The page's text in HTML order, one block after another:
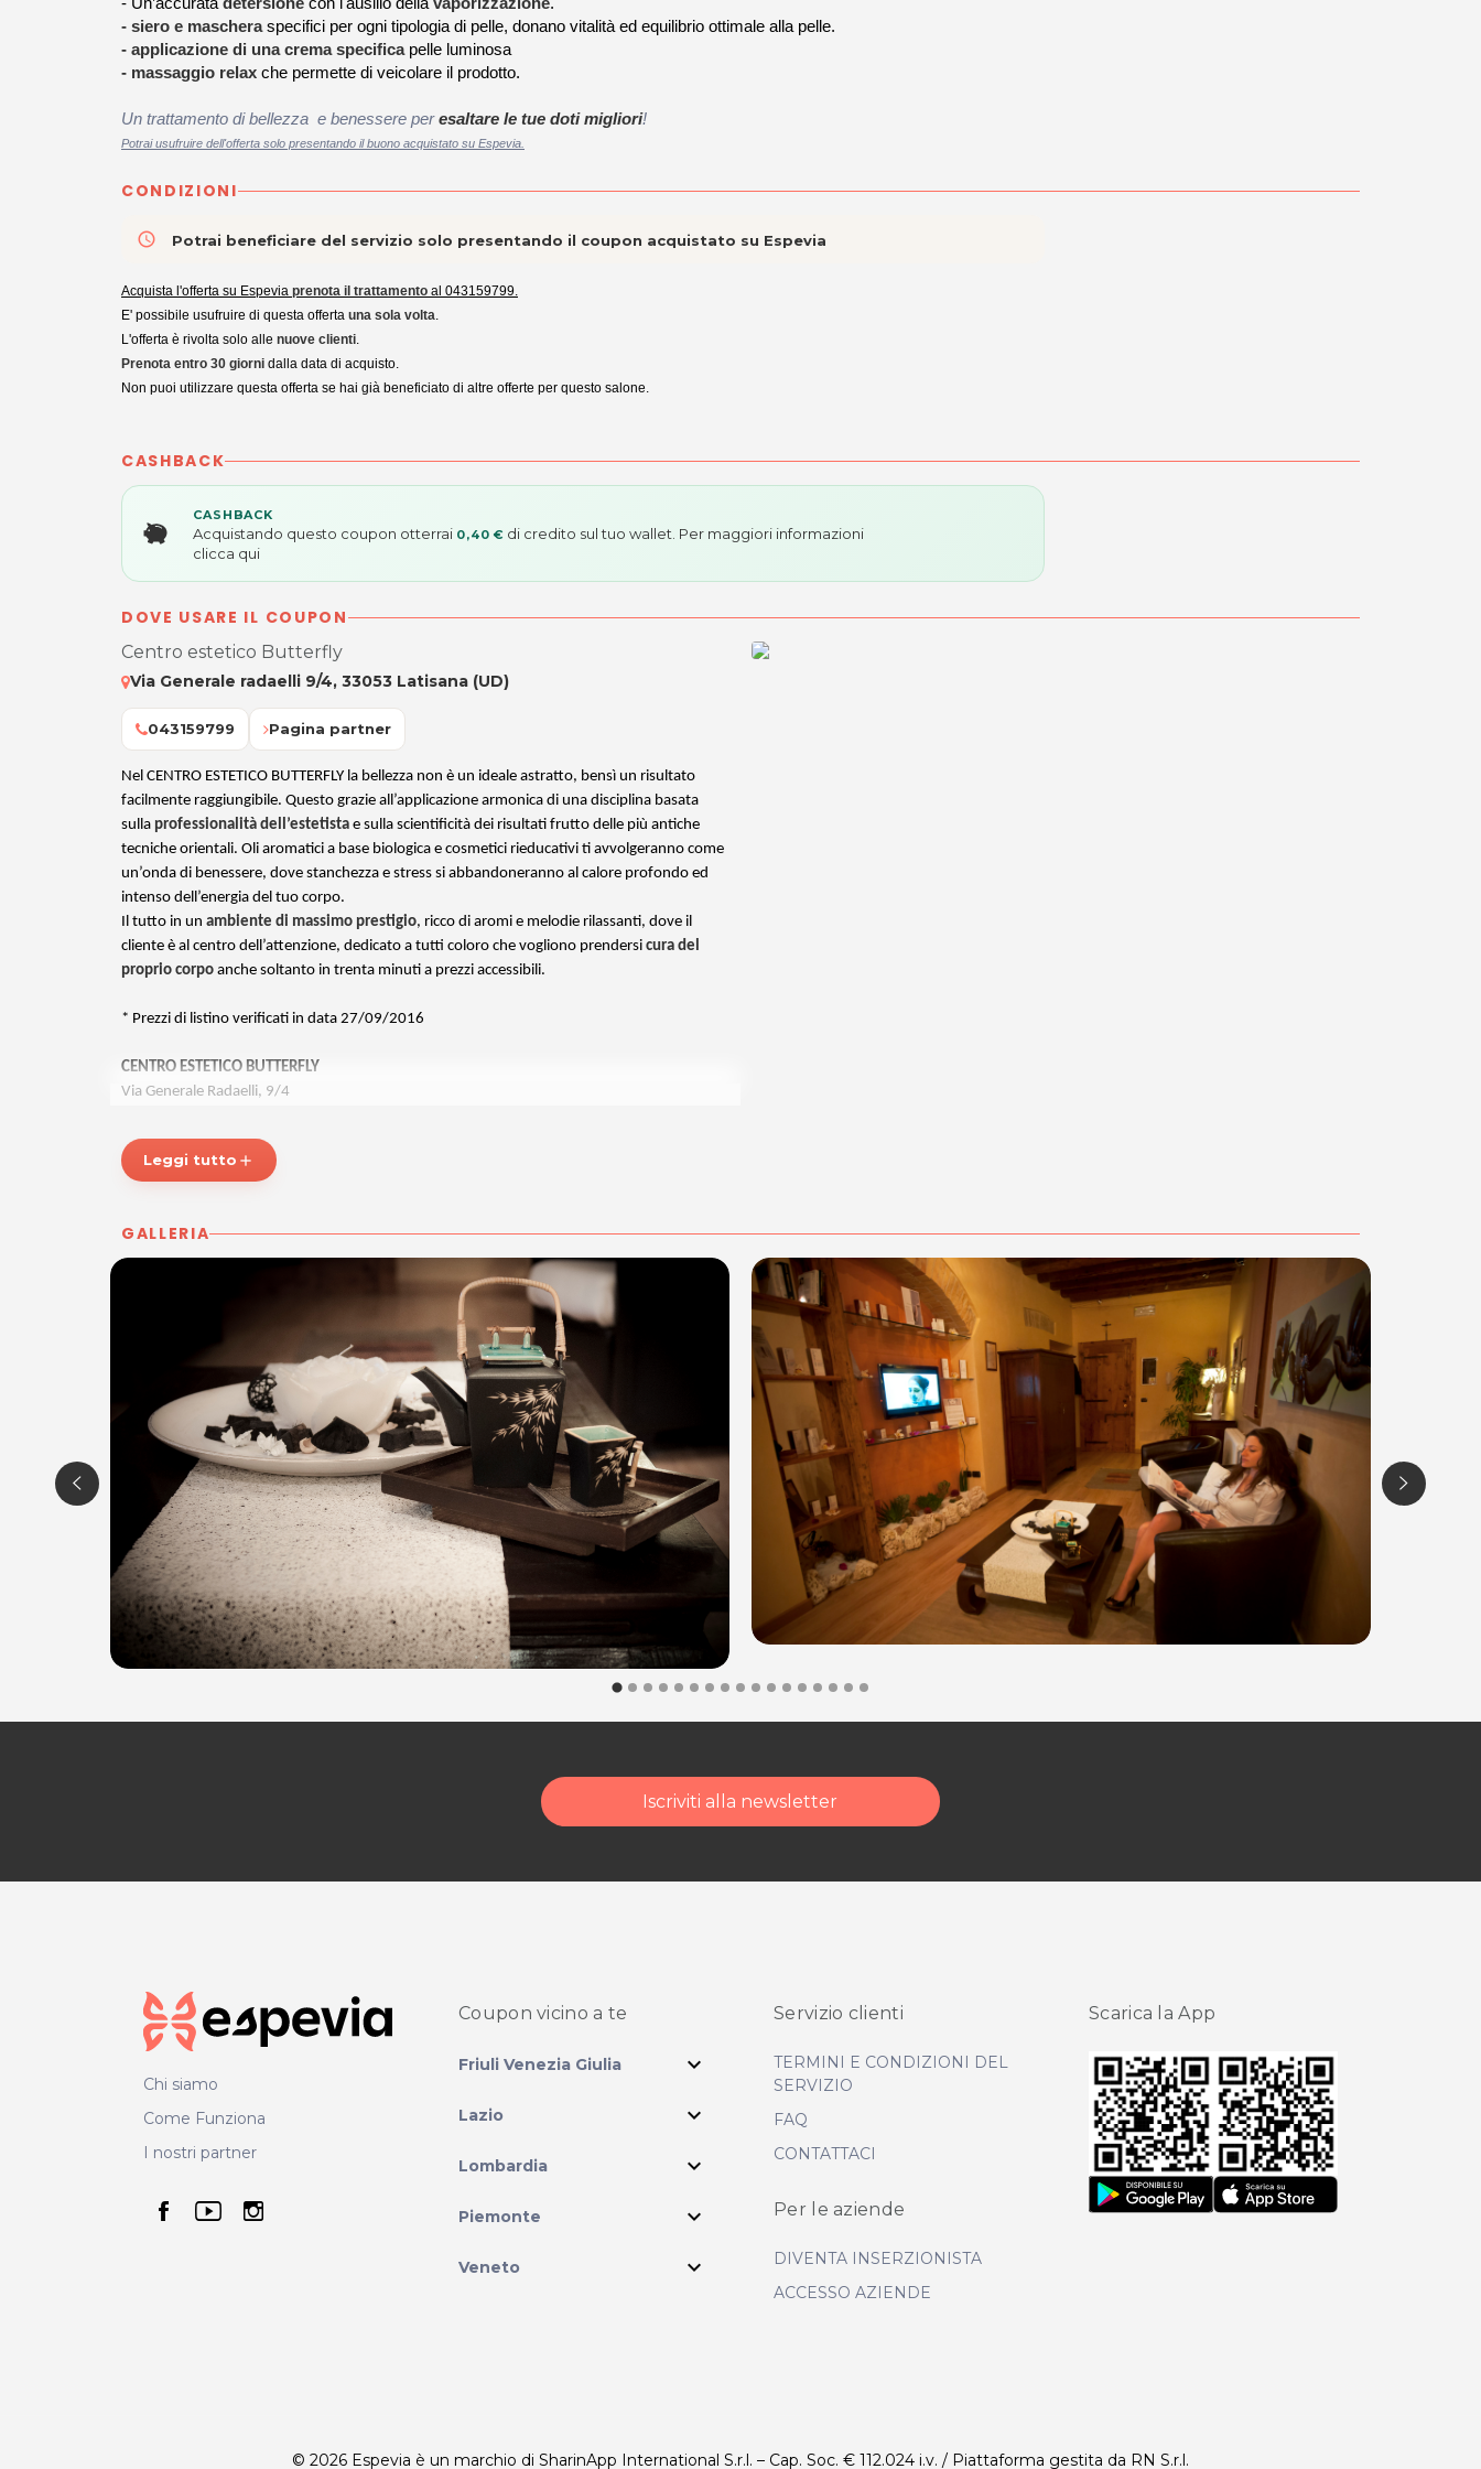
- siero e mascheraspecifici per ogni tipologia di pelle, donano vitalità ed equilibrio ottimale alla pelle.
- applicazione di una crema specificapelle luminosa
- massaggio relax che permette di veicolare il prodotto.
Un trattamento di bellezza e benessere peresaltare le tue doti migliori!
Potrai usufruire dell'offerta solo presentando il buono acquistato su Espevia.
CONDIZIONI
access_time Potrai beneficiare del servizio solo presentando il coupon acquistato su Espevia
Acquista l'offerta su Espevia prenota il trattamento al 043159799.
E' possibile usufruire di questa offerta una sola volta.
L'offerta è rivolta solo alle nuove clienti.
Prenota entro 30 giorni dalla data di acquisto.
Non puoi utilizzare questa offerta se hai già beneficiato di altre offerte per questo salone.
CASHBACK
CASHBACK
Acquistando questo coupon otterrai 0,40 € di credito sul tuo wallet. Per maggiori informazioni
clicca qui
DOVE USARE IL COUPON
Centro estetico Butterfly
Via Generale radaelli 9/4, 33053 Latisana (UD)
043159799 Pagina partner
Nel CENTRO ESTETICO BUTTERFLY la bellezza non è un ideale astratto, bensì un risultato
facilmente raggiungibile. Questo grazie all’applicazione armonica di una disciplina basata
sulla professionalità dell’estetista e sulla scientificità dei risultati frutto delle più antiche
tecniche orientali. Oli aromatici a base biologica e cosmetici rieducativi ti avvolgeranno come
un’onda di benessere, dove stanchezza e stress si abbandoneranno al calore profondo ed
intenso dell’energia del tuo corpo.
Il tutto in un ambiente di massimo prestigio, ricco di aromi e melodie rilassanti, dove il
cliente è al centro dell’attenzione, dedicato a tutti coloro che vogliono prendersi cura del
proprio corpo anche soltanto in trenta minuti a prezzi accessibili.
* Prezzi di listino verificati in data 27/09/2016
CENTRO ESTETICO BUTTERFLY
Via Generale Radaelli, 9/4
P.IVA 02415130307
Tel. 043159799
Leggi tutto add
GALLERIA
Iscriviti alla newsletter
Chi siamo
Come Funziona
I nostri partner
seguici su facebook
seguici su youtube
seguici su instagram
Coupon vicino a te
Friuli Venezia Giulia expand_more
Lazio expand_more
Lombardia expand_more
Piemonte expand_more
Veneto expand_more
Servizio clienti
TERMINI E CONDIZIONI DEL
SERVIZIO
FAQ
CONTATTACI
Per le aziende
DIVENTA INSERZIONISTA
ACCESSO AZIENDE
Scarica la App
© 2026 Espevia è un marchio di SharinApp International S.r.l. – Cap. Soc. € 112.024 i.v. / Piattaforma gestita da RN S.r.l.